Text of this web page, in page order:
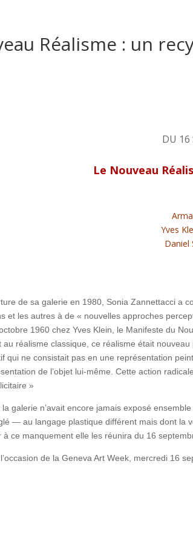
Réalisme : un
DU 16
Le Nouveau
Yves
Daniel
de sa galerie en 1980, Sonia Zannettacci a
et les autres à de « nouvelles approches
1960 chez Yves Klein, le Manifeste du
au réalisme classique, ce réalisme était
qui ne consistait pas en une représentation
de l’objet lui-même. Cette action
»
galerie n’avait encore jamais exposé
— au langage plastique différent mais dont la
à ce manquement elle les réunira du 16
de la Geneva Art Week, mercredi 16